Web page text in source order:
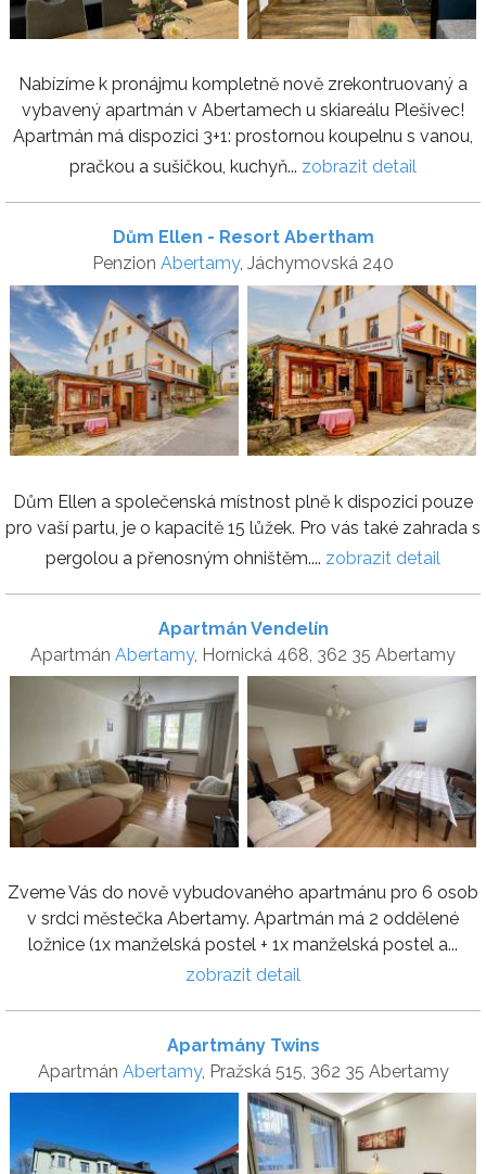
Nabízíme k pronájmu kompletně nově zrekontruovaný a
vybavený apartmán v Abertamech u skiareálu Plešivec!
Apartmán má dispozici 3+1: prostornou koupelnu s vanou,
pračkou a sušičkou, kuchyň... zobrazit detail
Dům Ellen - Resort Abertham
Penzion Abertamy, Jáchymovská 240
Dům Ellen a společenská místnost plně k dispozici pouze
pro vaší partu, je o kapacitě 15 lůžek. Pro vás také zahrada s
pergolou a přenosným ohništěm.... zobrazit detail
Apartmán Vendelín
Apartmán Abertamy, Hornická 468, 362 35 Abertamy
Zveme Vás do nově vybudovaného apartmánu pro 6 osob
v srdci městečka Abertamy. Apartmán má 2 oddělené
ložnice (1x manželská postel + 1x manželská postel a...
zobrazit detail
Apartmány Twins
Apartmán Abertamy, Pražská 515, 362 35 Abertamy